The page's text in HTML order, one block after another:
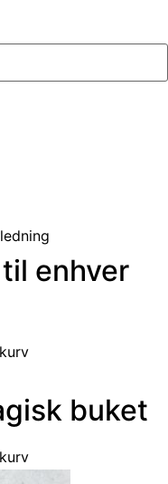
enhver
Dette
flere
Mulighederne
buket
Dette
vare